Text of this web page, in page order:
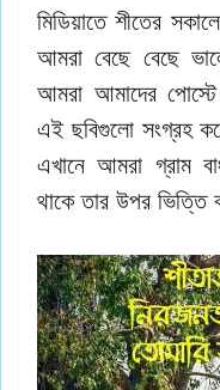
মিডিয়াতে শীতের
আমরা বেছে বেছে
আমরা আমাদের
এই ছবিগুলো সংগ্রহ
এখানে আমরা গ্রাম
থাকে তার উপর ভিত্তি